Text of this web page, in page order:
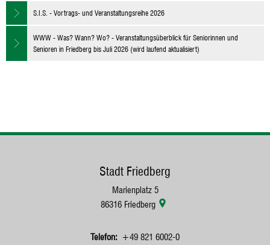
S.I.S. - Vortrags- und Veranstaltungsreihe 2026
WWW - Was? Wann? Wo? - Veranstaltungsüberblick für Seniorinnen und
Senioren in Friedberg bis Juli 2026 (wird laufend aktualisiert)
Stadt Friedberg
Marienplatz 5
86316 Friedberg
+49 821 6002-0